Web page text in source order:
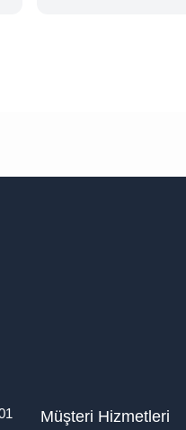
Müşteri Hizmetleri